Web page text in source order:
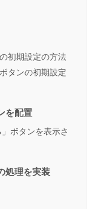
初期設定の方法
タンの初期設定
を配置
ボタンを表示さ
処理を実装